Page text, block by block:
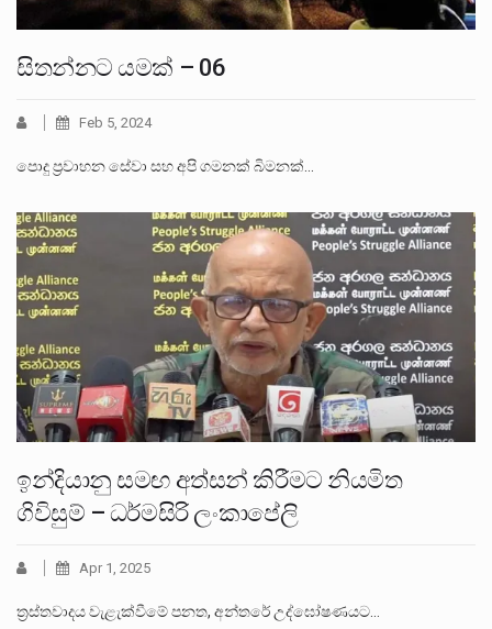
සිතන්නට යමක් – 06
Feb 5, 2024
පොදු ප්‍රවාහන සේවා සහ අපි ගමනක් බිමනක්…
ඉන්දියානු සමඟ අත්සන් කිරීමට නියමිත
ගිවිසුම් – ධර්මසිරි ලංකාපේලි
Apr 1, 2025
ත්‍රස්තවාදය වැළැක්වීමේ පනත, අන්තරේ උද්⁣ඝෝෂණයට…